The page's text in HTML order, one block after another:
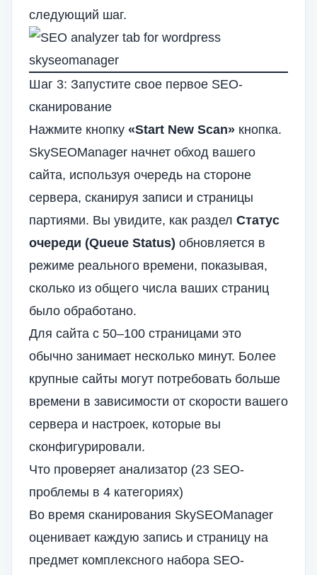
следующий шаг.
Шаг 3: Запустите свое первое SEO-
сканирование
Нажмите кнопку «Start New Scan» кнопка.
SkySEOManager начнет обход вашего
сайта, используя очередь на стороне
сервера, сканируя записи и страницы
партиями. Вы увидите, как раздел Статус
очереди (Queue Status) обновляется в
режиме реального времени, показывая,
сколько из общего числа ваших страниц
было обработано.
Для сайта с 50–100 страницами это
обычно занимает несколько минут. Более
крупные сайты могут потребовать больше
времени в зависимости от скорости вашего
сервера и настроек, которые вы
сконфигурировали.
Что проверяет анализатор (23 SEO-
проблемы в 4 категориях)
Во время сканирования SkySEOManager
оценивает каждую запись и страницу на
предмет комплексного набора SEO-